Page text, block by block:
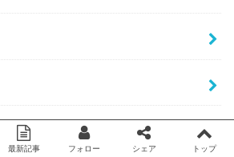
最新記事 フォロー シェア トップ
facebook